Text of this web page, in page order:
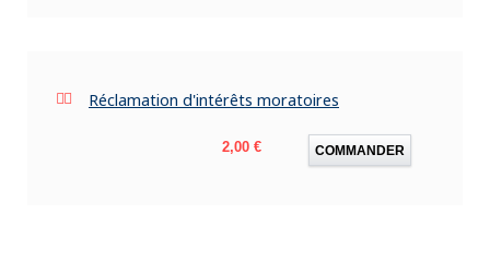
Réclamation d'intérêts moratoires
Prix
2,00 € COMMANDER